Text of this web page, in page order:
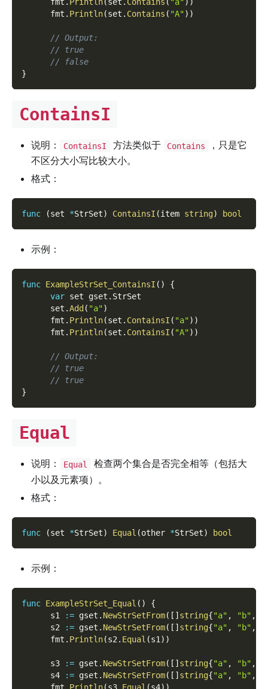
      fmt
. Println(set . Contains ( "a" ) )
      fmt
. Println(set . Contains ( "A") )
// Output:
// true
// false
}
ContainsI
说明： ContainsI 方法类似于 Contains
，只是它
不区分大小写比较大小。
格式：
func (set *StrSet) ContainsI (item string) bool
示例：
func ExampleStrSet_ContainsI ( )
{
var set gset . StrSet
      set
.Add ( "a")
      fmt
. Println(set . ContainsI ( "a") )
      fmt
. Println(set . ContainsI ( "A") )
// Output:
// true
// true
}
Equal
说明： Equal
检查两个集合是否完全相等（包括大
小以及元素项）。
格式：
func (set *StrSet) Equal (other *StrSet) bool
示例：
func ExampleStrSet_Equal ( )
{
      s1
:= gset . NewStrSetFrom( [ ]string{"a" , "b" ,
      s2
:= gset . NewStrSetFrom( [ ]string{"a" , "b" ,
      fmt
. Println(s2 . Equal (s1 ) )
      s3
:= gset . NewStrSetFrom( [ ]string{"a" , "b" ,
      s4
:= gset . NewStrSetFrom( [ ]string{"a" , "b" ,
      fmt
. Println(s3. Equal (s4) )